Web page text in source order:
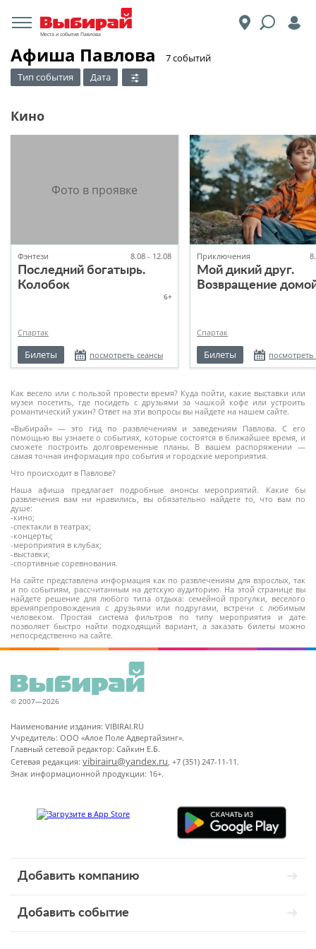
Места и события Павлова
Афиша Павлова
​7 событий
Тип события
Дата
Как весело или с пользой провести время? Куда пойти, какие выставки или
музеи посетить, где посидеть с друзьями за чашкой кофе или устроить
романтический ужин? Ответ на эти вопросы вы найдете на нашем сайте.
«Выбирай» — это гид по развлечениям и заведениям Павлова. С его
помощью вы узнаете о событиях, которые состоятся в ближайшее время, и
сможете построить долговременные планы. В вашем распоряжении —
самая точная информация про события и городские мероприятия.
Что происходит в Павлове?
Наша афиша предлагает подробные анонсы мероприятий. Какие бы
развлечения вам ни нравились, вы обязательно найдете то, что вам по
душе:
-кино;
-спектакли в театрах;
-концерты;
-мероприятия в клубах;
-выставки;
-спортивные соревнования.
На сайте представлена информация как по развлечениям для взрослых, так
и по событиям, рассчитанным на детскую аудиторию. На этой странице вы
найдете решение для любого типа отдыха: семейной прогулки, веселого
времяпрепровождения с друзьями или подругами, встречи с любимым
человеком. Простая система фильтров по типу мероприятия и дате
позволяет быстро найти подходящий вариант, а заказать билеты можно
непосредственно на сайте.
Кино
Фэнтези 8.08 - 12.08
Последний богатырь.
Колобок
6+
Спартак
Билеты посмотреть сеансы
Приключения
Мой дикий друг.
Возвращение
Спартак
Билеты посмотреть
© 2007—2026
Наименование издания: VIBIRAI.RU
Учредитель: ООО «Алое Поле Адвертайзинг».
Главный сетевой редактор: Сайкин Е.Б.
Сетевая редакция: vibirairu@yandex.ru, +7 (351) 247-11-11.
Знак информационной продукции: 16+.
Добавить компанию
Добавить событие